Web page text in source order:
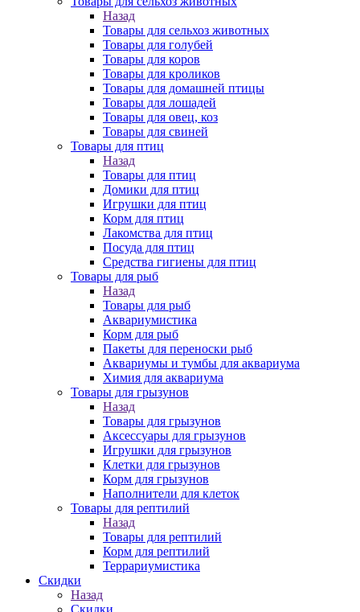
Назад
Товары для сельхоз животных
Товары для голубей
Товары для коров
Товары для кроликов
Товары для домашней птицы
Товары для лошадей
Товары для овец, коз
Товары для свиней
Товары для птиц
Назад
Товары для птиц
Домики для птиц
Игрушки для птиц
Корм для птиц
Лакомства для птиц
Посуда для птиц
Средства гигиены для птиц
Товары для рыб
Назад
Товары для рыб
Аквариумистика
Корм для рыб
Пакеты для переноски рыб
Аквариумы и тумбы для аквариума
Химия для аквариума
Товары для грызунов
Назад
Товары для грызунов
Аксессуары для грызунов
Игрушки для грызунов
Клетки для грызунов
Корм для грызунов
Наполнители для клеток
Товары для рептилий
Назад
Товары для рептилий
Корм для рептилий
Террариумистика
Скидки
Назад
Скидки